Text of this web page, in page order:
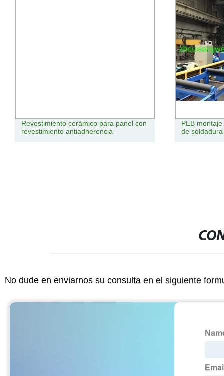
Revestimiento cerámico para panel con
revestimiento antiadherencia
PEB
de
No dude en enviarnos su consulta en el siguiente